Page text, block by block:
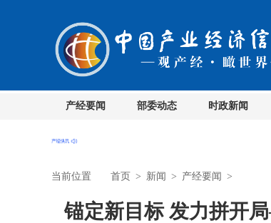
产经要闻 部委动态 时政新闻
当前位置 首页 > 新闻 > 产经要闻 >
锚定新目标 发力拼开